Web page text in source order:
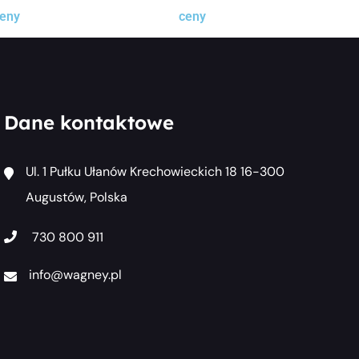
ceny
Dane kontaktowe
Ul. 1 Pułku Ułanów Krechowieckich 18 16-300
Augustów, Polska
730 800 911
info@wagney.pl